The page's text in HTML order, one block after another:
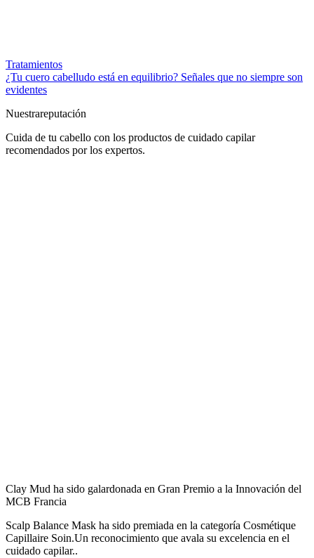
Tratamientos
¿Tu cuero cabelludo está en equilibrio? Señales que no siempre son
evidentes
Nuestrareputación
Cuida de tu cabello con los productos de cuidado capilar
recomendados por los expertos.
Clay Mud ha sido galardonada en Gran Premio a la Innovación del
MCB Francia
Scalp Balance Mask ha sido premiada en la categoría Cosmétique
Capillaire Soin.Un reconocimiento que avala su excelencia en el
cuidado capilar..